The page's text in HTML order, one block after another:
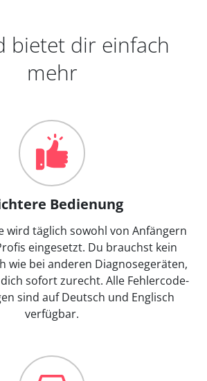
bietet dir einfach
mehr
Bedienung
wird täglich sowohl von Anfängern
eingesetzt. Du brauchst kein
wie bei anderen Diagnosegeräten,
sofort zurecht. Alle Fehlercode-
sind auf Deutsch und Englisch
verfügbar.